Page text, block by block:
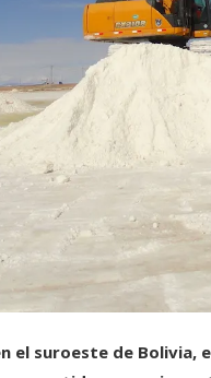
el suroeste de